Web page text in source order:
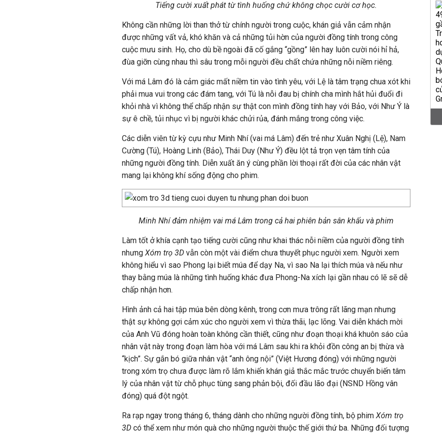
Tiếng cười xuất phát từ tình huống chứ không chọc cười cơ học.
Không cần những lời than thở từ chính người trong cuộc, khán giả vẫn cảm nhận
được những vất vả, khó khăn và cả những tủi hờn của người đồng tính trong công
cuộc mưu sinh. Họ, cho dù bề ngoài đã cố gắng “gồng” lên hay luôn cười nói hỉ hả,
đùa giỡn cùng nhau thì sâu trong mỗi người đều chất chứa những nỗi niềm riêng.
Với má Lâm đó là cảm giác mất niềm tin vào tình yêu, với Lệ là tâm trạng chua xót khi
phải mua vui trong các đám tang, với Tú là nỗi đau bị chính cha mình hắt hủi đuổi đi
khỏi nhà vì không thể chấp nhận sự thật con mình đồng tính hay với Bảo, với Như Ý là
sự ê chề, tủi nhục vì bị người khác chửi rủa, đánh mắng trong công việc.
Các diễn viên từ kỳ cựu như Minh Nhí (vai má Lâm) đến trẻ như Xuân Nghị (Lệ), Nam
Cường (Tú), Hoàng Linh (Bảo), Thái Duy (Như Ý) đều lột tả trọn vẹn tâm tính của
những người đồng tính. Diễn xuất ăn ý cùng phần lời thoại rất đời của các nhân vật
mang lại không khí sống động cho phim.
Minh Nhí đảm nhiệm vai má Lâm trong cả hai phiên bản sân khấu và phim
Làm tốt ở khía cạnh tạo tiếng cười cũng như khai thác nỗi niềm của người đồng tính
nhưng Xóm trọ 3D vẫn còn một vài điểm chưa thuyết phục người xem. Người xem
không hiểu vì sao Phong lại biết múa để dạy Na, vì sao Na lại thích múa và nếu như
thay bằng múa là những tình huống khác đưa Phong-Na xích lại gần nhau có lẽ sẽ dễ
chấp nhận hơn.
Hình ảnh cả hai tập múa bên dòng kênh, trong cơn mưa trông rất lãng mạn nhưng
thật sự không gợi cảm xúc cho người xem vì thừa thãi, lạc lõng. Vai diễn khách mời
của Anh Vũ đóng hoàn toàn không cần thiết, cũng như đoạn thoại khá khuôn sáo của
nhân vật này trong đoạn làm hòa với má Lâm sau khi ra khỏi đồn công an bị thừa và
“kịch”. Sự gắn bó giữa nhân vật “anh ông nội” (Việt Hương đóng) với những người
trong xóm trọ chưa được làm rõ lắm khiến khán giả thắc mắc trước chuyển biến tâm
lý của nhân vật từ chỗ phục tùng sang phản bội, đối đầu lão đại (NSND Hồng vân
đóng) quá đột ngột.
Ra rạp ngay trong tháng 6, tháng dành cho những người đồng tính, bộ phim Xóm trọ
3D có thể xem như món quà cho những người thuộc thế giới thứ ba. Những đối tượng